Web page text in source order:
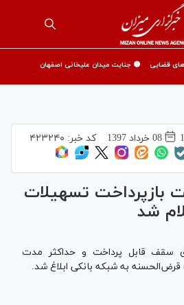
قضایی 🟡 جنایت میدان علیخانی اصفهان
08 خرداد 1397 کد خبر: ۴۲۳۲۴۰
بازپرداخت تسهیلات
شد
سقف قابل پرداخت و حداکثر مدت
قرض‌الحسنه به شبکه بانکی ابلاغ شد.